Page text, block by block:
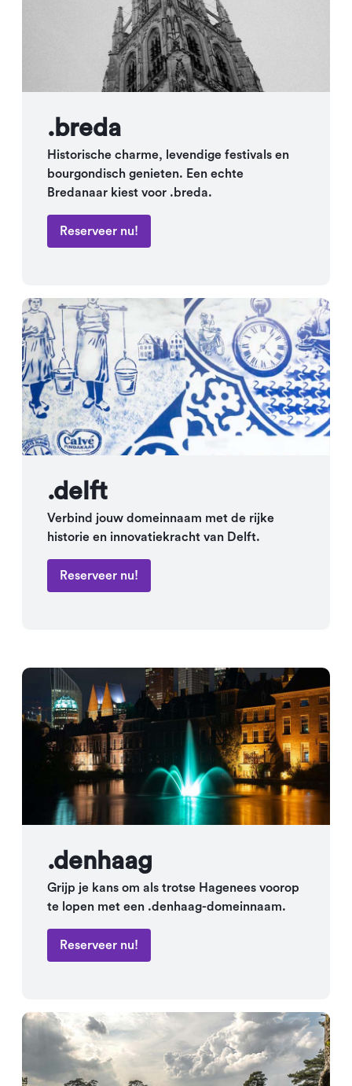
.breda
Historische charme, levendige festivals en
bourgondisch genieten. Een echte
Bredanaar kiest voor .breda.
Reserveer nu!
.delft
Verbind jouw domeinnaam met de rijke
historie en innovatiekracht van Delft.
Reserveer nu!
.denhaag
Grijp je kans om als trotse Hagenees voorop
te lopen met een .denhaag-domeinnaam.
Reserveer nu!